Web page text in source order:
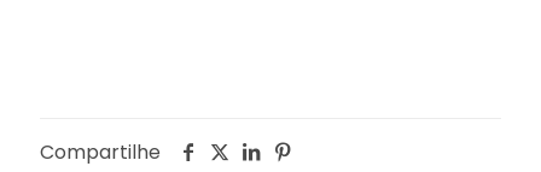
Compartilhe